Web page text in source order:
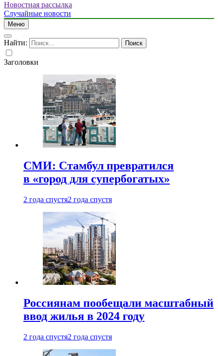
Новостная рассылка
Случайные новости
Меню
Найти:
Заголовки
СМИ: Стамбул превратился
в «город для супербогатых»
2 года спустя2 года спустя
Россиянам пообещали масштабный
ввод жилья в 2024 году
2 года спустя2 года спустя